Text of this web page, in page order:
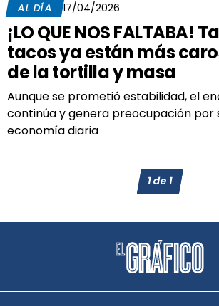
AL DÍA 17/04/2026
¡LO QUE NOS FALTABA!
tacos ya están más
de la tortilla y masa
Aunque se prometió estabilidad, el
continúa y genera preocupación por
economía diaria
1de1